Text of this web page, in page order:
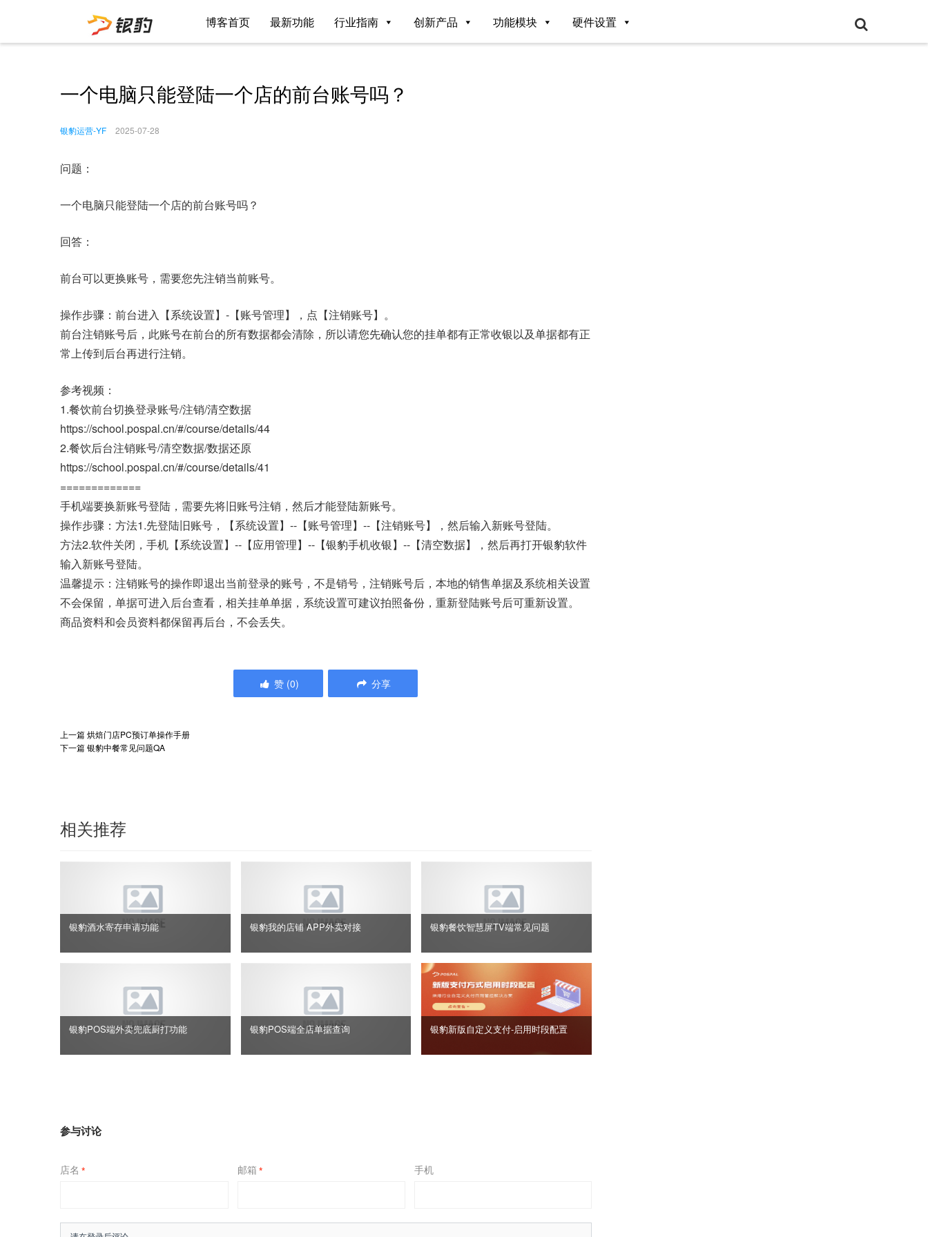
博客首页 最新功能 行业指南 创新产品 功能模块 硬件设置
一个电脑只能登陆一个店的前台账号吗？
银豹运营-YF 2025-07-28
问题：
一个电脑只能登陆一个店的前台账号吗？
回答：
前台可以更换账号，需要您先注销当前账号。
操作步骤：前台进入【系统设置】-【账号管理】，点【注销账号】。
前台注销账号后，此账号在前台的所有数据都会清除，所以请您先确认您的挂单都有正常收银以及单据都有正
常上传到后台再进行注销。
参考视频：
1.餐饮前台切换登录账号/注销/清空数据
https://school.pospal.cn/#/course/details/44
2.餐饮后台注销账号/清空数据/数据还原
https://school.pospal.cn/#/course/details/41
=============
手机端要换新账号登陆，需要先将旧账号注销，然后才能登陆新账号。
操作步骤：方法1.先登陆旧账号，【系统设置】--【账号管理】--【注销账号】，然后输入新账号登陆。
方法2.软件关闭，手机【系统设置】--【应用管理】--【银豹手机收银】--【清空数据】，然后再打开银豹软件
输入新账号登陆。
温馨提示：注销账号的操作即退出当前登录的账号，不是销号，注销账号后，本地的销售单据及系统相关设置
不会保留，单据可进入后台查看，相关挂单单据，系统设置可建议拍照备份，重新登陆账号后可重新设置。
商品资料和会员资料都保留再后台，不会丢失。
赞 (0) 分享
上一篇烘焙门店PC预订单操作手册
下一篇银豹中餐常见问题QA
相关推荐
银豹酒水寄存申请功能 银豹我的店铺 APP外卖对接 银豹餐饮智慧屏TV端常见问题
银豹POS端外卖兜底厨打功能 银豹POS端全店单据查询 银豹新版自定义支付‑启用时段配置
参与讨论
店名 * 邮箱 * 手机